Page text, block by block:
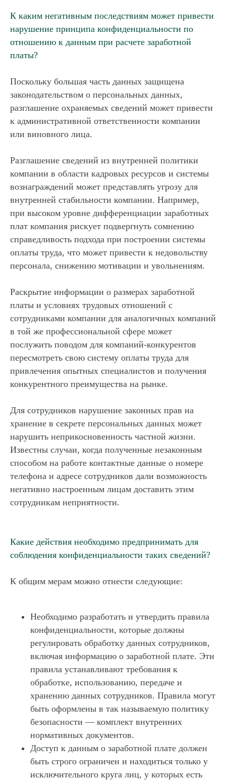
К каким негативным последствиям может привести
нарушение принципа конфиденциальности по
отношению к данным при расчете заработной
платы?
Поскольку большая часть данных защищена
законодательством о персональных данных,
разглашение охраняемых сведений может привести
к административной ответственности компании
или виновного лица.
Разглашение сведений из внутренней политики
компании в области кадровых ресурсов и системы
вознаграждений может представлять угрозу для
внутренней стабильности компании. Например,
при высоком уровне дифференциации заработных
плат компания рискует подвергнуть сомнению
справедливость подхода при построении системы
оплаты труда, что может привести к недовольству
персонала, снижению мотивации и увольнениям.
Раскрытие информации о размерах заработной
платы и условиях трудовых отношений с
сотрудниками компании для аналогичных компаний
в той же профессиональной сфере может
послужить поводом для компаний-конкурентов
пересмотреть свою систему оплаты труда для
привлечения опытных специалистов и получения
конкурентного преимущества на рынке.
Для сотрудников нарушение законных прав на
хранение в секрете персональных данных может
нарушить неприкосновенность частной жизни.
Известны случаи, когда полученные незаконным
способом на работе контактные данные о номере
телефона и адресе сотрудников дали возможность
негативно настроенным лицам доставить этим
сотрудникам неприятности.
Какие действия необходимо предпринимать для
соблюдения конфиденциальности таких сведений?
К общим мерам можно отнести следующие:
Необходимо разработать и утвердить правила
конфиденциальности, которые должны
регулировать обработку данных сотрудников,
включая информацию о заработной плате. Эти
правила устанавливают требования к
обработке, использованию, передаче и
хранению данных сотрудников. Правила могут
быть оформлены в так называемую политику
безопасности — комплект внутренних
нормативных документов.
Доступ к данным о заработной плате должен
быть строго ограничен и находиться только у
исключительного круга лиц, у которых есть